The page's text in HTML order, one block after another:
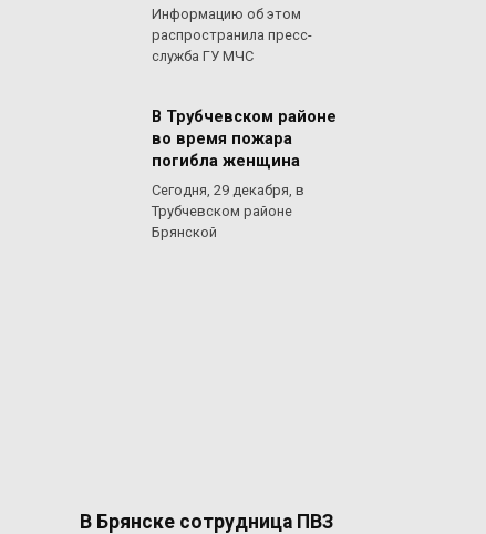
Информацию об этом
распространила пресс-
служба ГУ МЧС
В Трубчевском районе
во время пожара
погибла женщина
Сегодня, 29 декабря, в
Трубчевском районе
Брянской
В Брянске сотрудница ПВЗ